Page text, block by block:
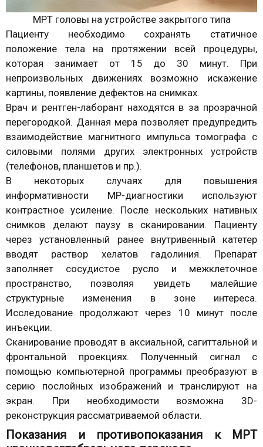
МРТ головы на устройстве закрытого типа
Пациенту необходимо сохранять статичное
положение тела на протяжении всей процедуры,
которая занимает от 15 до 30 минут. При
непроизвольных движениях возможно искажение
картины, появление дефектов на снимках.
Врач и рентген-лаборант находятся в за прозрачной
перегородкой. Данная мера позволяет предупредить
взаимодействие магнитного импульса томографа с
силовыми полями других электронных устройств
(телефонов, планшетов и пр.).
В некоторых случаях для повышения
информативности МР-диагностики используют
контрастное усиление. После нескольких нативных
снимков делают паузу в сканировании. Пациенту
через установленный ранее внутривенный катетер
вводят раствор хелатов гадолиния. Препарат
заполняет сосудистое русло и межклеточное
пространство, позволяя увидеть малейшие
структурные изменения в зоне интереса.
Исследование продолжают через 10 минут после
инъекции.
Сканирование проводят в аксиальной, сагиттальной и
фронтальной проекциях. Полученный сигнал с
помощью компьютерной программы преобразуют в
серию послойных изображений и транслируют на
экран. При необходимости возможна 3D-
реконструкция рассматриваемой области.
Показания и противопоказания к МРТ